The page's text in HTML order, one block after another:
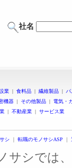
社名
業 | 食料品 | 繊維製品 |
機器 | その他製品 | 電気・
| 不動産業 | サービス業
シ ｜ 転職のモノサシASP ｜
サシでは